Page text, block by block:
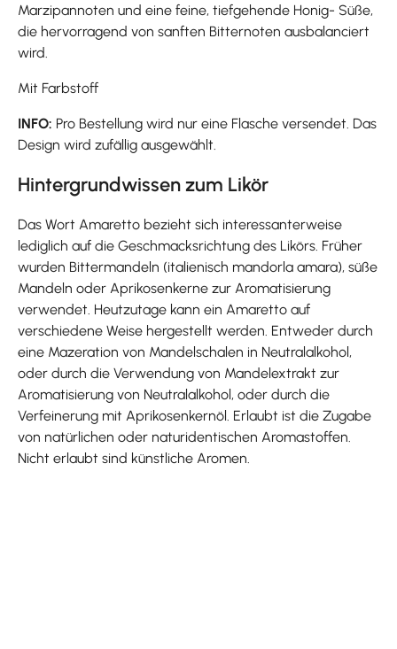
Marzipannoten und eine feine, tiefgehende Honig- Süße,
die hervorragend von sanften Bitternoten ausbalanciert
wird.
Mit Farbstoff
INFO: Pro Bestellung wird nur eine Flasche versendet. Das
Design wird zufällig ausgewählt.
Hintergrundwissen zum Likör
Das Wort Amaretto bezieht sich interessanterweise
lediglich auf die Geschmacksrichtung des Likörs. Früher
wurden Bittermandeln (italienisch mandorla amara), süße
Mandeln oder Aprikosenkerne zur Aromatisierung
verwendet. Heutzutage kann ein Amaretto auf
verschiedene Weise hergestellt werden. Entweder durch
eine Mazeration von Mandelschalen in Neutralalkohol,
oder durch die Verwendung von Mandelextrakt zur
Aromatisierung von Neutralalkohol, oder durch die
Verfeinerung mit Aprikosenkernöl. Erlaubt ist die Zugabe
von natürlichen oder naturidentischen Aromastoffen.
Nicht erlaubt sind künstliche Aromen.